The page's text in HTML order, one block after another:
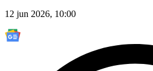
12 jun 2026, 10:00